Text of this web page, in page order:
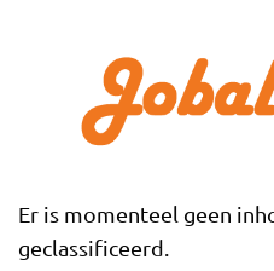
Er is momenteel geen
geclassificeerd.